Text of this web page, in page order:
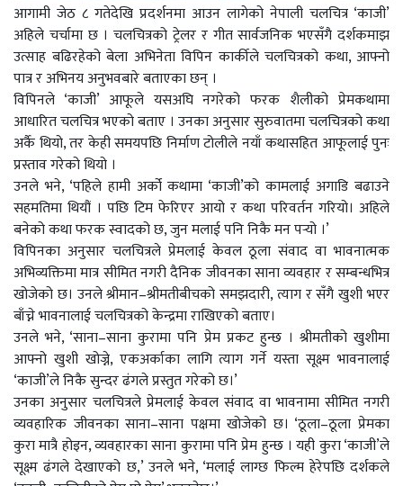
आगामी जेठ ८ गतेदेखि प्रदर्शनमा आउन लागेको नेपाली चलचित्र ‘काजी’
अहिले चर्चामा छ । चलचित्रको ट्रेलर र गीत सार्वजनिक भएसँगै दर्शकमाझ
उत्साह बढिरहेको बेला अभिनेता विपिन कार्कीले चलचित्रको कथा, आफ्नो
पात्र र अभिनय अनुभवबारे बताएका छन् ।
विपिनले ‘काजी’ आफूले यसअघि नगरेको फरक शैलीको प्रेमकथामा
आधारित चलचित्र भएको बताए । उनका अनुसार सुरुवातमा चलचित्रको कथा
अर्कै थियो, तर केही समयपछि निर्माण टोलीले नयाँ कथासहित आफूलाई पुनः
प्रस्ताव गरेको थियो ।
उनले भने, ‘पहिले हामी अर्को कथामा ‘काजी’को कामलाई अगाडि बढाउने
सहमतिमा थियौं । पछि टिम फेरिएर आयो र कथा परिवर्तन गरियो। अहिले
बनेको कथा फरक स्वादको छ, जुन मलाई पनि निकै मन पर्‍यो ।’
विपिनका अनुसार चलचित्रले प्रेमलाई केवल ठूला संवाद वा भावनात्मक
अभिव्यक्तिमा मात्र सीमित नगरी दैनिक जीवनका साना व्यवहार र सम्बन्धभित्र
खोजेको छ। उनले श्रीमान–श्रीमतीबीचको समझदारी, त्याग र सँगै खुशी भएर
बाँच्ने भावनालाई चलचित्रको केन्द्रमा राखिएको बताए।
उनले भने, ‘साना–साना कुरामा पनि प्रेम प्रकट हुन्छ । श्रीमतीको खुशीमा
आफ्नो खुशी खोज्ने, एकअर्काका लागि त्याग गर्ने यस्ता सूक्ष्म भावनालाई
‘काजी’ले निकै सुन्दर ढंगले प्रस्तुत गरेको छ।’
उनका अनुसार चलचित्रले प्रेमलाई केवल संवाद वा भावनामा सीमित नगरी
व्यवहारिक जीवनका साना–साना पक्षमा खोजेको छ। ‘ठूला–ठूला प्रेमका
कुरा मात्रै होइन, व्यवहारका साना कुरामा पनि प्रेम हुन्छ । यही कुरा ‘काजी’ले
सूक्ष्म ढंगले देखाएको छ,’ उनले भने, ‘मलाई लाग्छ फिल्म हेरेपछि दर्शकले